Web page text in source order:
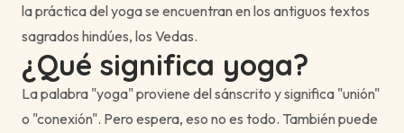
la práctica del yoga se encuentran en los antiguos textos
sagrados hindúes, los Vedas.
¿Qué significa yoga?
La palabra "yoga" proviene del sánscrito y significa "unión"
o "conexión". Pero espera, eso no es todo. También puede